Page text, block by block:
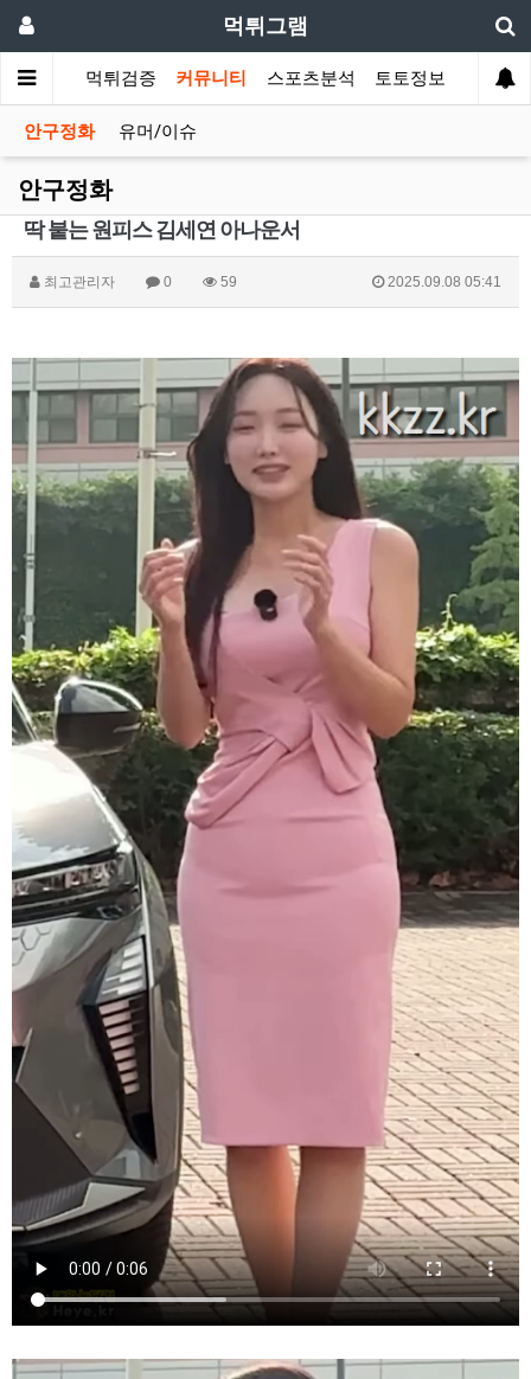
먹튀그램
먹튀검증 커뮤니티 스포츠분석 토토정보
안구정화 유머/이슈
안구정화
딱 붙는 원피스 김세연 아나운서
최고관리자 0 59 2025.09.08 05:41